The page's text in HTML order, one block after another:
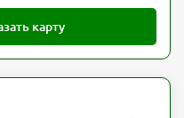
карту